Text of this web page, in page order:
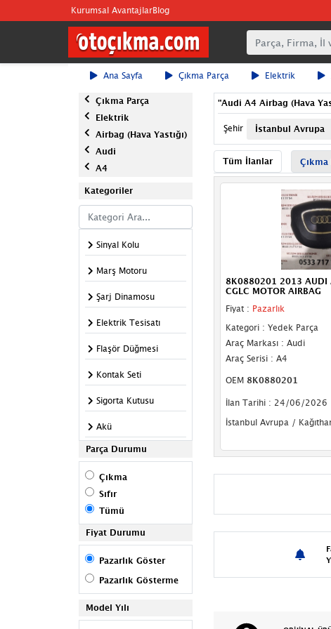
Kurumsal AvantajlarBlog
Ana Sayfa Çıkma Parça Elektrik
Çıkma Parça
Elektrik
Airbag (Hava Yastığı)
Audi
A4
Kategoriler
Sinyal Kolu
Marş Motoru
Şarj Dinamosu
Elektrik Tesisatı
Flaşör Düğmesi
Kontak Seti
Sigorta Kutusu
Akü
Anten
Çakmaklık
İnverter
Korna
Merkezi Kilit Motoru
Rölanti Motoru
Parça Durumu
Çıkma
Sıfır
Tümü
Fiyat Durumu
Pazarlık Göster
Pazarlık Gösterme
Model Yılı
"Audi A4 Airbag (Hava
Şehir İstanbul Avrupa
Tüm İlanlar Çıkma
8K0880201 2013 AUDI
CGLC MOTOR AIRBAG
Fiyat : Pazarlık
Kategori : Yedek Parça
Araç Markası : Audi
Araç Serisi : A4
OEM 8K0880201
İlan Tarihi : 24/06/2026
İstanbul Avrupa /